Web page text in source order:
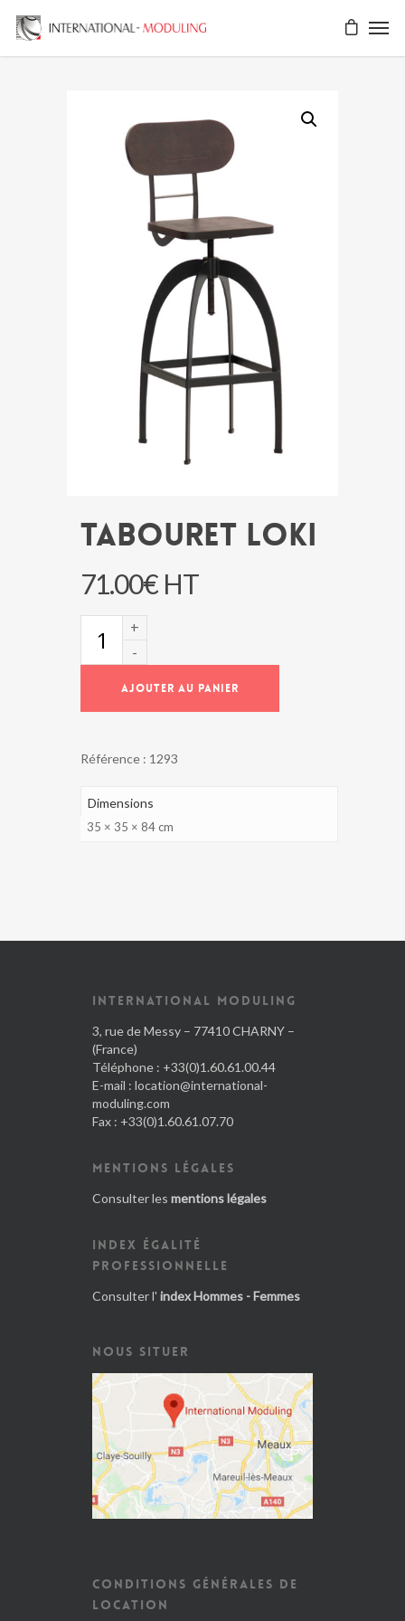
Tabouret LOKI
71.00€ HT
AJOUTER AU PANIER
Référence : 1293
Dimensions
35 × 35 × 84 cm
INTERNATIONAL MODULING
3, rue de Messy – 77410 CHARNY –
(France)
Téléphone : +33(0)1.60.61.00.44
E-mail : location@international-
moduling.com
Fax : +33(0)1.60.61.07.70
MENTIONS LÉGALES
Consulter les mentions légales
INDEX ÉGALITÉ
PROFESSIONNELLE
Consulter l' index Hommes - Femmes
NOUS SITUER
CONDITIONS GÉNÉRALES DE
LOCATION